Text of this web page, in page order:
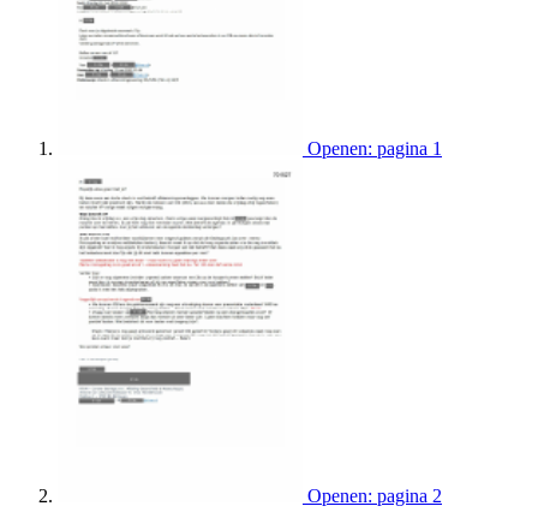
Openen: pagina 1
Openen: pagina 2